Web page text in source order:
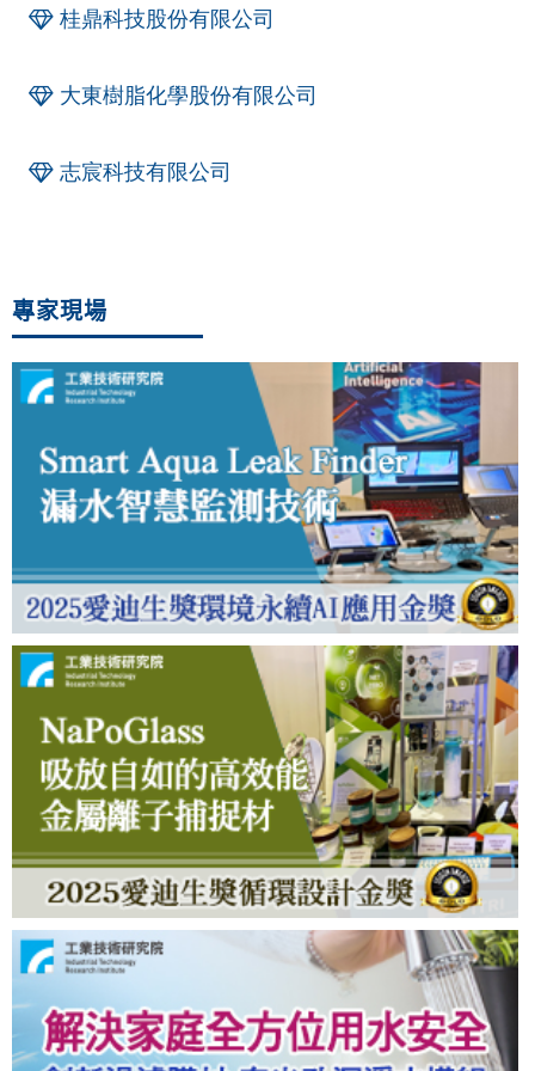
桂鼎科技股份有限公司
大東樹脂化學股份有限公司
志宸科技有限公司
專家現場